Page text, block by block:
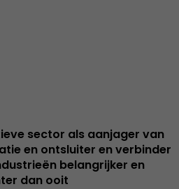
sector als aanjager van
en ontsluiter en verbinder
belangrijker en
dan ooit